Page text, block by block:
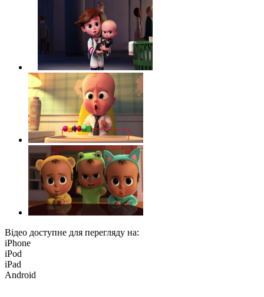
Відео доступне для перегляду на:
iPhone
iPod
iPad
Android